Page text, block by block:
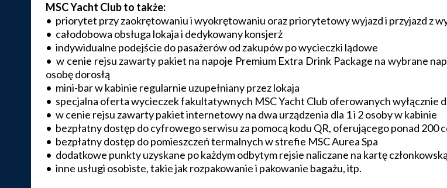
MSC Yacht Club to także:
• priorytet przy zaokrętowaniu i wyokrętowaniu oraz priorytetowy wyjazd i przyjazd z
• całodobowa obsługa lokaja i dedykowany konsjerż
• indywidualne podejście do pasażerów od zakupów po wycieczki lądowe
• w cenie rejsu zawarty pakiet na napoje Premium Extra Drink Package na wybrane
osobę dorosłą
• mini-bar w kabinie regularnie uzupełniany przez lokaja
• specjalna oferta wycieczek fakultatywnych MSC Yacht Club oferowanych wyłącznie
• w cenie rejsu zawarty pakiet internetowy na dwa urządzenia dla 1 i 2 osoby w kabinie
• bezpłatny dostęp do cyfrowego serwisu za pomocą kodu QR, oferującego ponad 200
• bezpłatny dostęp do pomieszczeń termalnych w strefie MSC Aurea Spa
• dodatkowe punkty uzyskane po każdym odbytym rejsie naliczane na kartę
• inne usługi osobiste, takie jak rozpakowanie i pakowanie bagażu, itp.